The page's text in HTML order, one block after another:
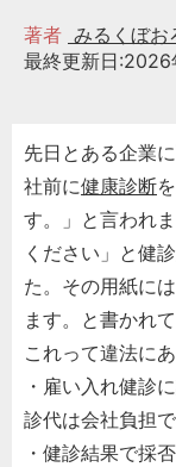
著者 みるくぼお
最終更新日
先日とある企業
社前に健康診断
す。」と言われ
ください」と健
た。その用紙に
ます。と書かれて
これって違法に
・雇い入れ健診
診代は会社負担で
・健診結果で採